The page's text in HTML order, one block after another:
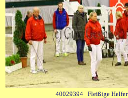
40029394 Fleißige Helfer